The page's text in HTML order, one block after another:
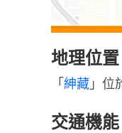
地理位置
「 紳藏 」位
交通機能